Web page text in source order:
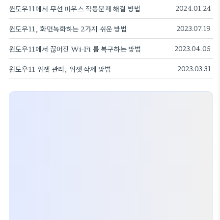
윈도우11에서 무선 마우스 작동문제 해결 방법 2024.01.24
윈도우11, 화면녹화하는 2가지 쉬운 방법 2023.07.19
윈도우11에서 끊어진 Wi-Fi 를 복구하는 방법 2023.04.05
윈도우11 위젯 관리, 위젯 삭제 방법 2023.03.31